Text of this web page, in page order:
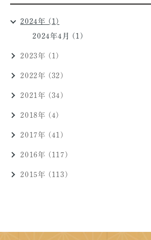
2024年 (1)
2024年4月 (1)
2023年 (1)
2022年 (32)
2021年 (34)
2018年 (4)
2017年 (41)
2016年 (117)
2015年 (113)